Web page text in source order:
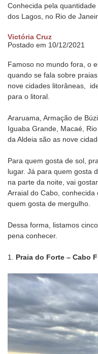
Conhecida pela
dos Lagos, no Rio de
Victória Cruz
Postado em 10/12/2021
Famoso no mundo fora, o
quando se fala sobre
nove cidades litorâneas,
para o litoral.
Araruama, Armação de
Iguaba Grande, Macaé,
da Aldeia são as nove
Para quem gosta de sol,
lugar. Já para quem gosta
na parte da noite, vai
Arraial do Cabo,
quem gosta de mergulho.
Dessa forma, listamos
pena conhecer.
1. Praia do Forte – Cabo